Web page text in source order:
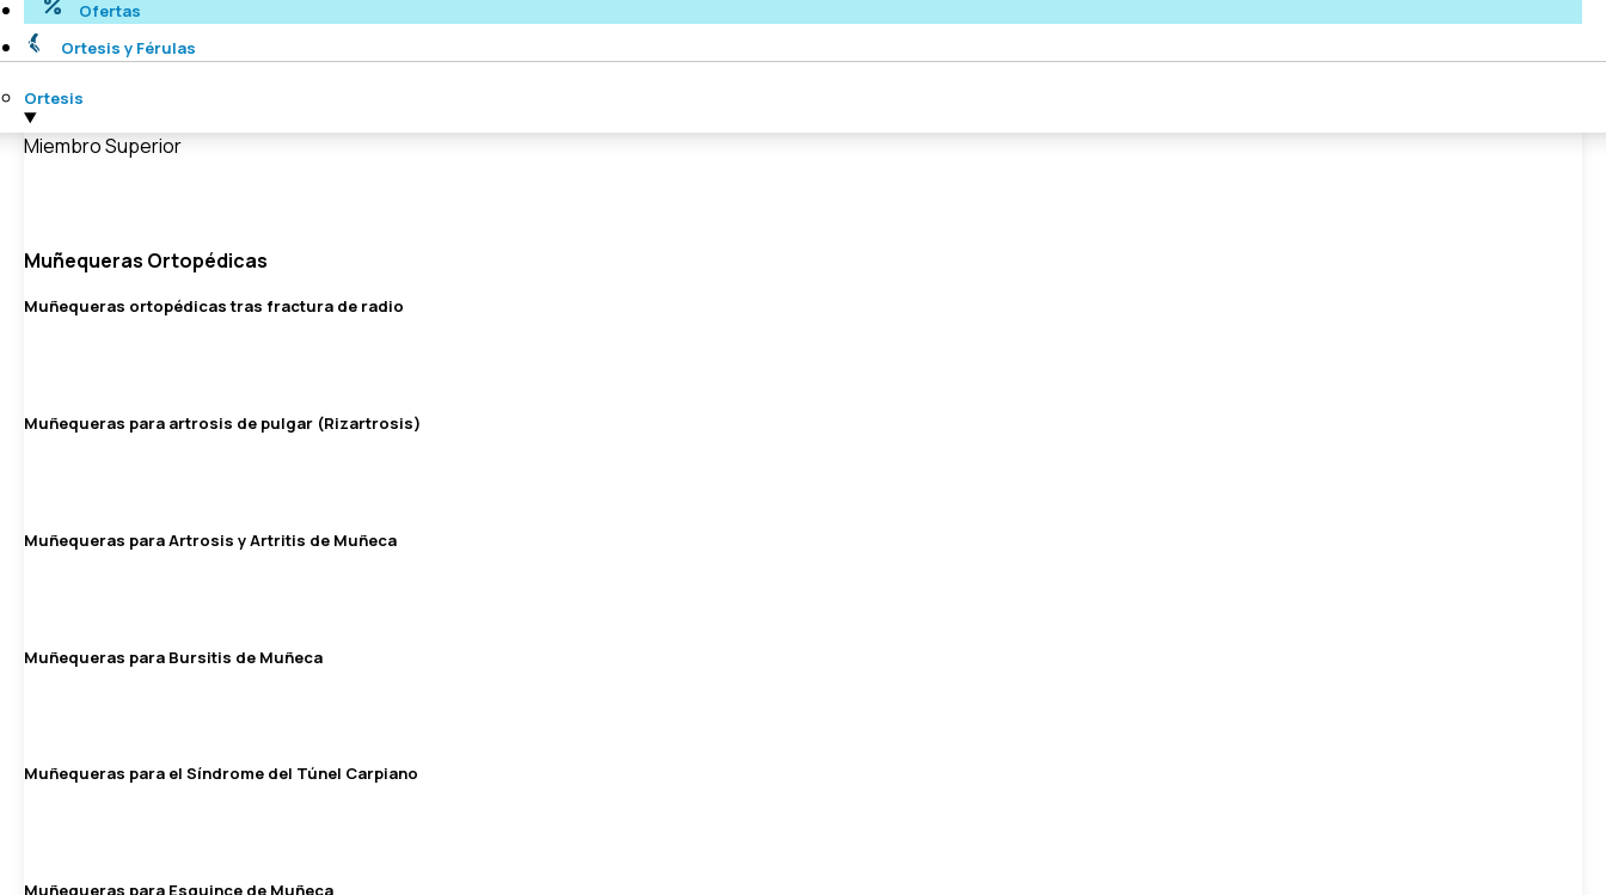
Ofertas
Ortesis y Férulas
Ortesis
Miembro Superior
Muñequeras Ortopédicas
Muñequeras ortopédicas tras fractura de radio
Muñequeras para artrosis de pulgar (Rizartrosis)
Muñequeras para Artrosis y Artritis de Muñeca
Muñequeras para Bursitis de Muñeca
Muñequeras para el Síndrome del Túnel Carpiano
Muñequeras para Esguince de Muñeca